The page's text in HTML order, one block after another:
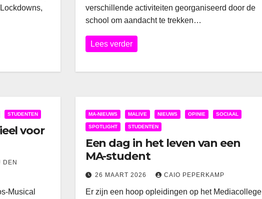
verschillende activiteiten georganiseerd door de
school om aandacht te trekken…
Lees verder
STUDENTEN
voor
DEN
Musical
MA-NIEUWS MALIVE NIEUWS OPINIE SOCIAAL
SPOTLIGHT STUDENTEN
Een dag in het leven van een
MA-student
26 MAART 2026 CAIO PEPERKAMP
Er zijn een hoop opleidingen op het Mediacollege